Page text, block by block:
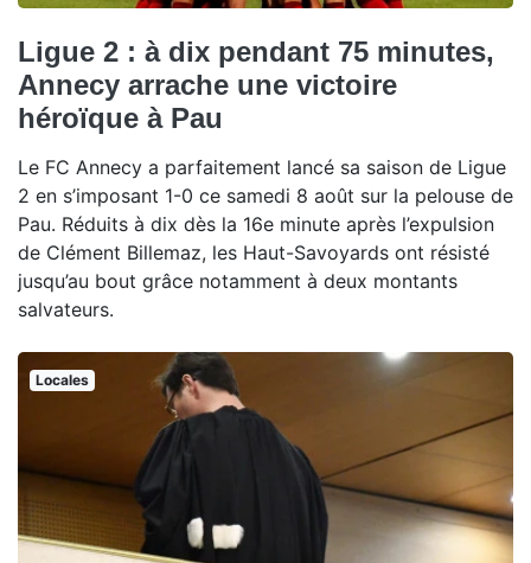
Ligue 2 : à dix pendant 75 minutes,
Annecy arrache une victoire
héroïque à Pau
Le FC Annecy a parfaitement lancé sa saison de Ligue
2 en s’imposant 1-0 ce samedi 8 août sur la pelouse de
Pau. Réduits à dix dès la 16e minute après l’expulsion
de Clément Billemaz, les Haut-Savoyards ont résisté
jusqu’au bout grâce notamment à deux montants
salvateurs.
Locales